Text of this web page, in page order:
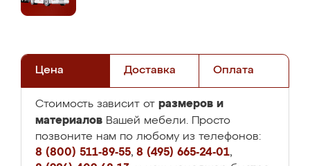
Цена Доставка Оплата
Стоимость зависит от размеров и
материалов Вашей мебели. Просто
позвоните нам по любому из телефонов:
8 (800) 511-89-55, 8 (495) 665-24-01,